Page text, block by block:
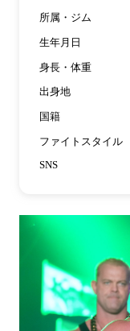
所属・ジム
生年月日
身長・体重
出身地
国籍
ファイトスタイル
SNS